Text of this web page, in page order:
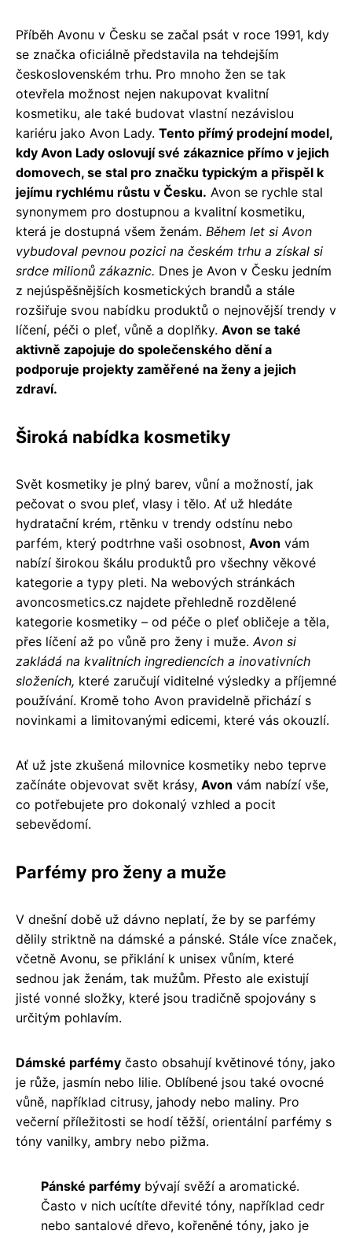
Příběh Avonu v Česku se začal psát v roce 1991, kdy
se značka oficiálně představila na tehdejším
československém trhu. Pro mnoho žen se tak
otevřela možnost nejen nakupovat kvalitní
kosmetiku, ale také budovat vlastní nezávislou
kariéru jako Avon Lady. Tento přímý prodejní model,
kdy Avon Lady oslovují své zákaznice přímo v jejich
domovech, se stal pro značku typickým a přispěl k
jejímu rychlému růstu v Česku. Avon se rychle stal
synonymem pro dostupnou a kvalitní kosmetiku,
která je dostupná všem ženám. Během let si Avon
vybudoval pevnou pozici na českém trhu a získal si
srdce milionů zákaznic. Dnes je Avon v Česku jedním
z nejúspěšnějších kosmetických brandů a stále
rozšiřuje svou nabídku produktů o nejnovější trendy v
líčení, péči o pleť, vůně a doplňky. Avon se také
aktivně zapojuje do společenského dění a
podporuje projekty zaměřené na ženy a jejich
zdraví.
Široká nabídka kosmetiky
Svět kosmetiky je plný barev, vůní a možností, jak
pečovat o svou pleť, vlasy i tělo. Ať už hledáte
hydratační krém, rtěnku v trendy odstínu nebo
parfém, který podtrhne vaši osobnost, Avon vám
nabízí širokou škálu produktů pro všechny věkové
kategorie a typy pleti. Na webových stránkách
avoncosmetics.cz najdete přehledně rozdělené
kategorie kosmetiky – od péče o pleť obličeje a těla,
přes líčení až po vůně pro ženy i muže.Avon si
zakládá na kvalitních ingrediencích a inovativních
složeních, které zaručují viditelné výsledky a příjemné
používání. Kromě toho Avon pravidelně přichází s
novinkami a limitovanými edicemi, které vás okouzlí.
Ať už jste zkušená milovnice kosmetiky nebo teprve
začínáte objevovat svět krásy, Avon vám nabízí vše,
co potřebujete pro dokonalý vzhled a pocit
sebevědomí.
Parfémy pro ženy a muže
V dnešní době už dávno neplatí, že by se parfémy
dělily striktně na dámské a pánské. Stále více značek,
včetně Avonu, se přiklání k unisex vůním, které
sednou jak ženám, tak mužům. Přesto ale existují
jisté vonné složky, které jsou tradičně spojovány s
určitým pohlavím.
Dámské parfémy často obsahují květinové tóny, jako
je růže, jasmín nebo lilie. Oblíbené jsou také ovocné
vůně, například citrusy, jahody nebo maliny. Pro
večerní příležitosti se hodí těžší, orientální parfémy s
tóny vanilky, ambry nebo pižma.
Pánské parfémy bývají svěží a aromatické.
Často v nich ucítíte dřevité tóny, například cedr
nebo santalové dřevo, kořeněné tóny, jako je